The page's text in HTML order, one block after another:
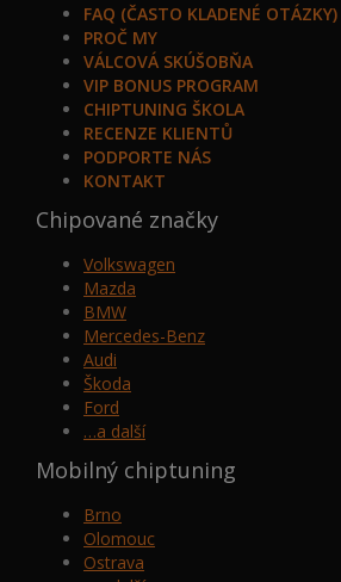
FAQ (ČASTO KLADENÉ OTÁZKY)
PROČ MY
VÁLCOVÁ SKÚŠOBŇA
VIP BONUS PROGRAM
CHIPTUNING ŠKOLA
RECENZE KLIENTŮ
PODPORTE NÁS
KONTAKT
Chipované značky
Volkswagen
Mazda
BMW
Mercedes-Benz
Audi
Škoda
Ford
…a další
Mobilný chiptuning
Brno
Olomouc
Ostrava